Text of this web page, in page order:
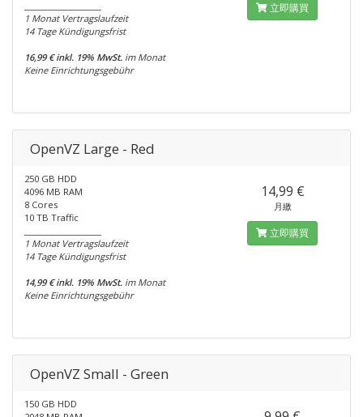
1 Monat Vertragslaufzeit
14 Tage Kündigungsfrist
16,99 € inkl. 19% MwSt. im Monat
Keine Einrichtungsgebühr
立即購買
OpenVZ Large - Red
250 GB HDD
4096 MB RAM
8 Cores
10 TB Traffic
1 Monat Vertragslaufzeit
14 Tage Kündigungsfrist
14,99 € inkl. 19% MwSt. im Monat
Keine Einrichtungsgebühr
14,99 €
月繳
立即購買
OpenVZ Small - Green
150 GB HDD